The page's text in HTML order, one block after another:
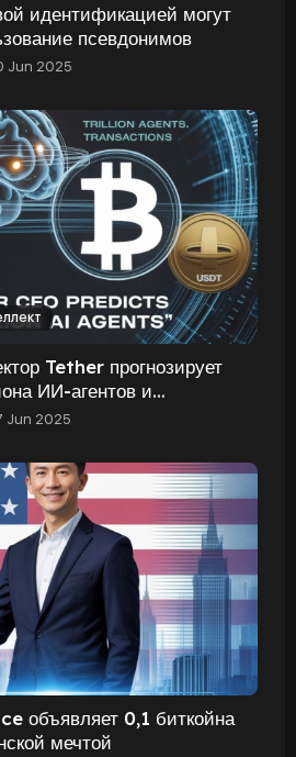
идентификацией могут
псевдонимов
Jun 2025
Tether прогнозирует
ИИ-агентов и
для мозга
Jun 2025
объявляет 0,1 биткойна
мечтой